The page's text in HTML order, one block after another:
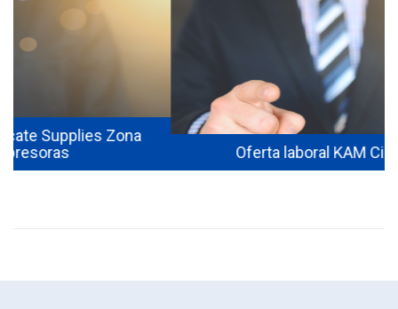
Oferta laboral KAM Ciberseguridad